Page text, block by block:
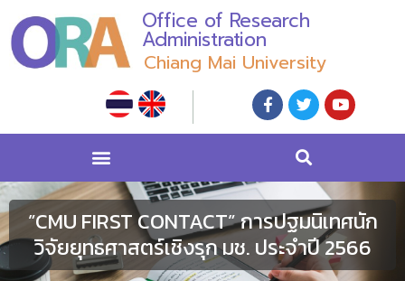
Office of Research
Administration
Chiang Mai University
”CMU FIRST CONTACT” การปฐมนิเทศนัก
วิจัยยุทธศาสตร์เชิงรุก มช. ประจำปี 2566